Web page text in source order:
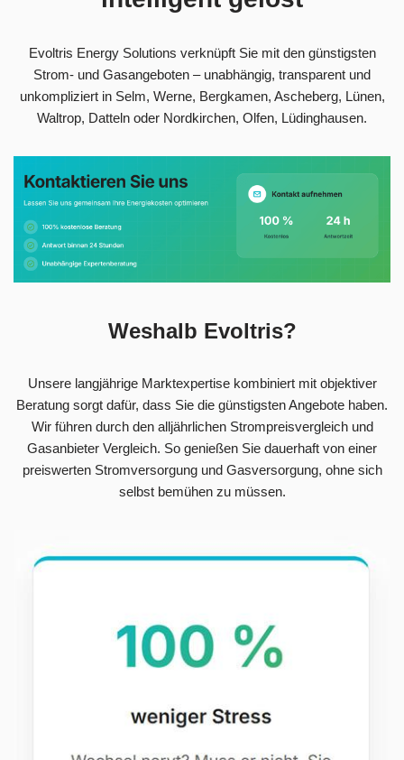
Evoltris Energy Solutions verknüpft Sie mit den günstigsten
Strom- und Gasangeboten – unabhängig, transparent und
unkompliziert in Selm, Werne, Bergkamen, Ascheberg, Lünen,
Waltrop, Datteln oder Nordkirchen, Olfen, Lüdinghausen.
Weshalb Evoltris?
Unsere langjährige Marktexpertise kombiniert mit objektiver
Beratung sorgt dafür, dass Sie die günstigsten Angebote haben.
Wir führen durch den alljährlichen Strompreisvergleich und
Gasanbieter Vergleich. So genießen Sie dauerhaft von einer
preiswerten Stromversorgung und Gasversorgung, ohne sich
selbst bemühen zu müssen.